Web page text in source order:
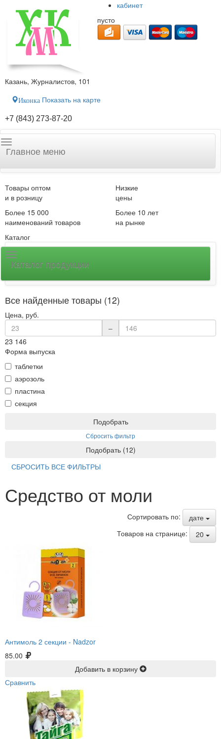
кабинет
пусто
Казань, Журналистов, 101
Иконка Показать на карте
+7 (843) 273-87-20
Главное меню
Товары оптом
и в розницу
Низкие
цены
Более 15 000
наименований товаров
Более 10 лет
на рынке
Каталог
Каталог продукции
Все найденные товары (12)
Цена, руб.
–
23 146
Форма выпуска
таблетки
аэрозоль
пластина
секция
Подобрать
Сбросить фильтр
Подобрать (12)
СБРОСИТЬ ВСЕ ФИЛЬТРЫ
Средство от моли
Сортировать по:
дате
Товаров на странице:
20
Антимоль 2 секции - Nadzor
85.00
Добавить в корзину
Сравнить